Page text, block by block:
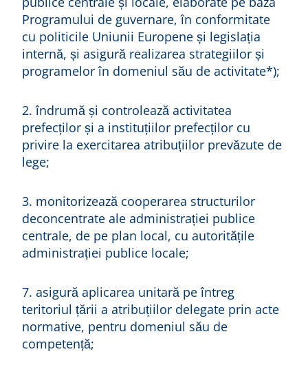
Programului de guvernare, în conformitate
cu politicile Uniunii Europene și legislația
internă, și asigură realizarea strategiilor și
programelor în domeniul său de activitate*);
2. îndrumă și controlează activitatea
prefecților și a instituțiilor prefecților cu
privire la exercitarea atribuțiilor prevăzute de
lege;
3. monitorizează cooperarea structurilor
deconcentrate ale administrației publice
centrale, de pe plan local, cu autoritățile
administrației publice locale;
7. asigură aplicarea unitară pe întreg
teritoriul țării a atribuțiilor delegate prin acte
normative, pentru domeniul său de
competență;